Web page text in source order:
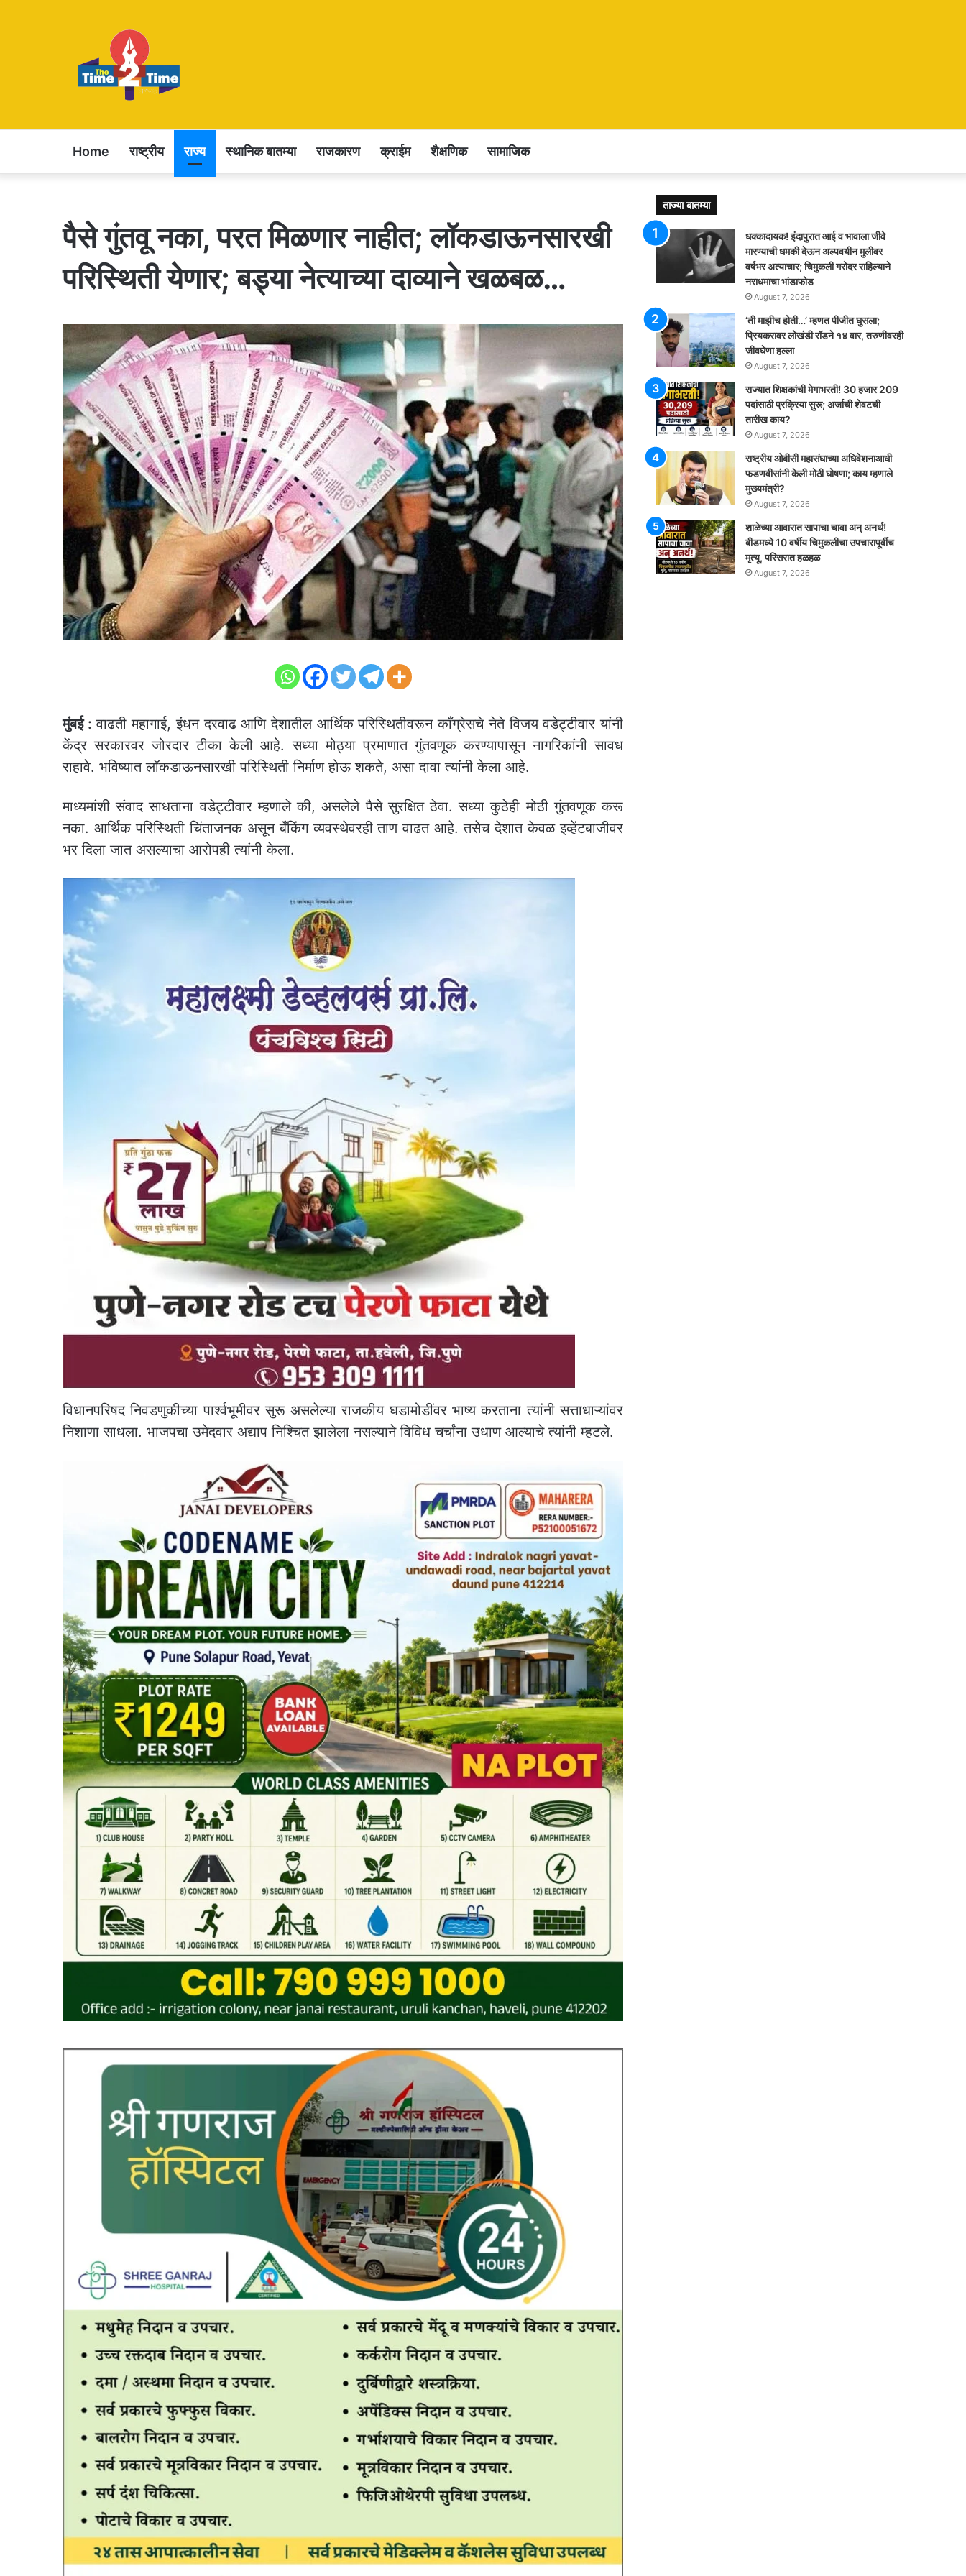
Home राष्ट्रीय राज्य स्थानिक बातम्या राजकारण क्राईम शैक्षणिक सामाजिक
पैसे गुंतवू नका, परत मिळणार नाहीत; लॉकडाऊनसारखी
परिस्थिती येणार; बड्या नेत्याच्या दाव्याने खळबळ…
मुंबई : वाढती महागाई, इंधन दरवाढ आणि देशातील आर्थिक परिस्थितीवरून काँग्रेसचे नेते विजय वडेट्टीवार यांनी
केंद्र सरकारवर जोरदार टीका केली आहे. सध्या मोठ्या प्रमाणात गुंतवणूक करण्यापासून नागरिकांनी सावध
राहावे. भविष्यात लॉकडाऊनसारखी परिस्थिती निर्माण होऊ शकते, असा दावा त्यांनी केला आहे.
माध्यमांशी संवाद साधताना वडेट्टीवार म्हणाले की, असलेले पैसे सुरक्षित ठेवा. सध्या कुठेही मोठी गुंतवणूक करू
नका. आर्थिक परिस्थिती चिंताजनक असून बँकिंग व्यवस्थेवरही ताण वाढत आहे. तसेच देशात केवळ इव्हेंटबाजीवर
भर दिला जात असल्याचा आरोपही त्यांनी केला.
विधानपरिषद निवडणुकीच्या पार्श्वभूमीवर सुरू असलेल्या राजकीय घडामोडींवर भाष्य करताना त्यांनी सत्ताधाऱ्यांवर
निशाणा साधला. भाजपचा उमेदवार अद्याप निश्चित झालेला नसल्याने विविध चर्चांना उधाण आल्याचे त्यांनी म्हटले.
ताज्या बातम्या
धक्कादायक! इंदापुरात आई व भावाला जीवे
मारण्याची धमकी देऊन अल्पवयीन मुलीवर
वर्षभर अत्याचार; चिमुकली गरोदर राहिल्याने
नराधमाचा भांडाफोड
August 7, 2026
‘ती माझीच होती…’ म्हणत पीजीत घुसला;
प्रियकरावर लोखंडी रॉडने १४ वार, तरुणीवरही
जीवघेणा हल्ला
August 7, 2026
राज्यात शिक्षकांची मेगाभरती! 30 हजार 209
पदांसाठी प्रक्रिया सुरू; अर्जाची शेवटची
तारीख काय?
August 7, 2026
राष्ट्रीय ओबीसी महासंघाच्या अधिवेशनाआधी
फडणवीसांनी केली मोठी घोषणा; काय म्हणाले
मुख्यमंत्री?
August 7, 2026
शाळेच्या आवारात सापाचा चावा अन् अनर्थ!
बीडमध्ये 10 वर्षीय चिमुकलीचा उपचारापूर्वीच
मृत्यू, परिसरात हळहळ
August 7, 2026